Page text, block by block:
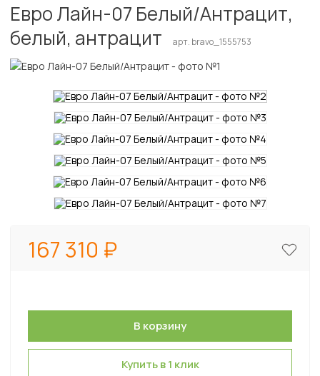
Евро Лайн-07 Белый/Антрацит,
белый, антрацит
арт. bravo_1555753
167 310
Купить в 1 клик